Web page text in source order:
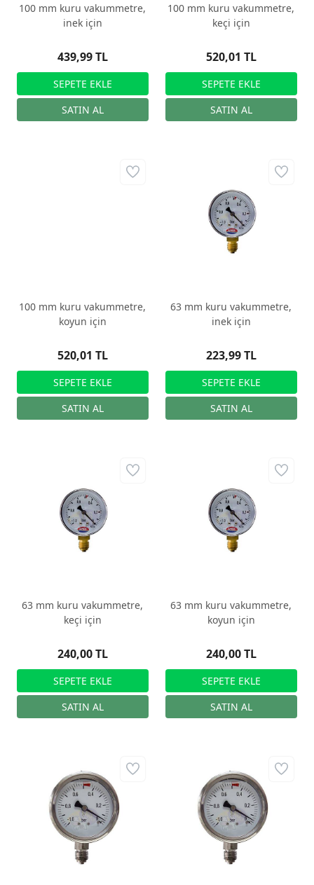
100 mm kuru vakummetre,
inek için
439,99 TL
100 mm kuru vakummetre,
keçi için
520,01 TL
100 mm kuru vakummetre,
koyun için
520,01 TL
63 mm kuru vakummetre,
inek için
223,99 TL
63 mm kuru vakummetre,
keçi için
240,00 TL
63 mm kuru vakummetre,
koyun için
240,00 TL